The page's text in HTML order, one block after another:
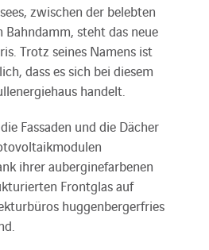
zwischen der belebten
Bahndamm, steht das neue
Trotz seines Namens ist
dass es sich bei diesem
handelt.
Fassaden und die Dächer
ihrer auberginefarbenen
Frontglas auf
huggenbergerfries